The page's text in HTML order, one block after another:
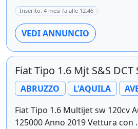
Inserito: 4 mesi fa alle 12:46
VEDI ANNUNCIO
Fiat Tipo 1.6 Mjt S&S DCT
ABRUZZO L'AQUILA
Fiat Tipo 1.6 Multijet sw 120cv
125000 Anno 2019 Vettura con